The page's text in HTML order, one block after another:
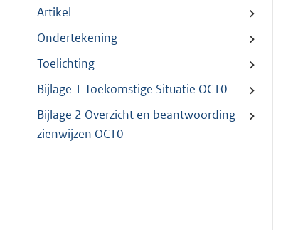
Artikel
Ondertekening
Toelichting
Bijlage 1 Toekomstige Situatie OC10
Bijlage 2 Overzicht en beantwoording
zienwijzen OC10